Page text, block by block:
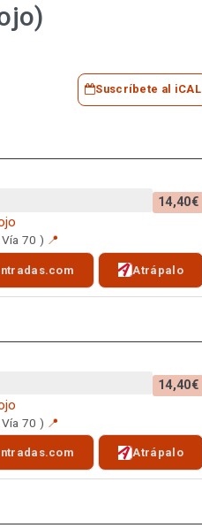
Suscríbete al iCAL
14,40€
70 ) 📍
Atrápalo
14,40€
70 ) 📍
Atrápalo